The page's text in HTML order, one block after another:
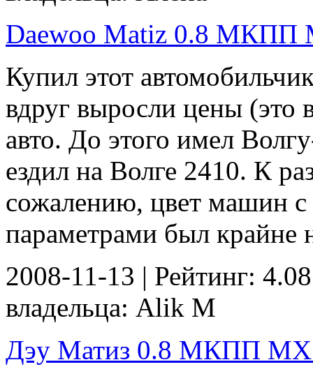
Daewoo Matiz 0.8 МКПП
Купил этот
вдруг выросли цены
авто. До этого имел
ездил на Волге 2410. К
сожалению, цвет машин
параметрами был крайне
2008-11-13 | Рейтинг:
владельца: Alik M
Дэу Матиз 0.8 МКПП MX